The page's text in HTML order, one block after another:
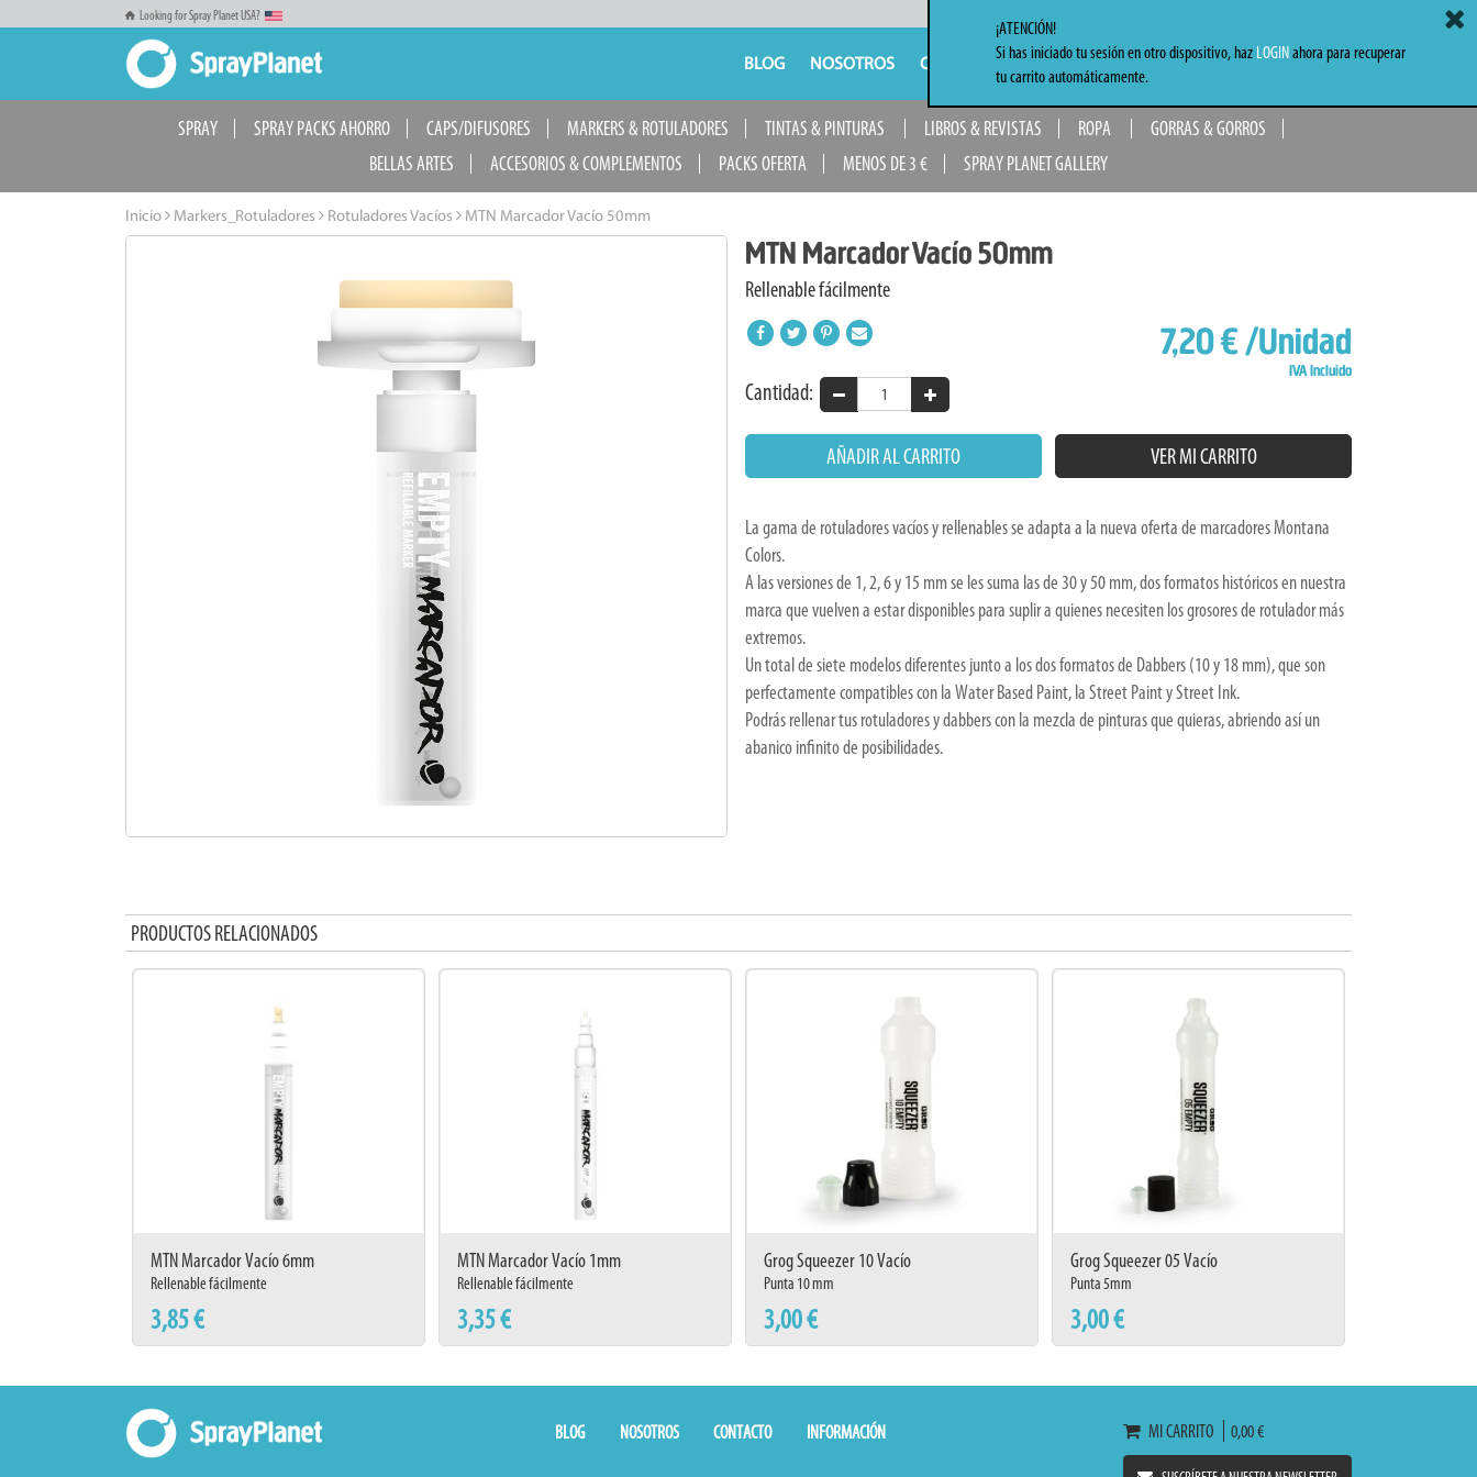
Looking for Spray Planet USA?
BLOG NOSOTROS CONTACTO
SPRAY SPRAY PACKS AHORRO CAPS/DIFUSORES MARKERS & ROTULADORES TINTAS & PINTURAS LIBROS & REVISTAS ROPA
GORRAS & GORROS
BELLAS ARTES
ACCESORIOS & COMPLEMENTOS PACKS OFERTA MENOS DE 3 € SPRAY PLANET GALLERY
Inicio Markers_Rotuladores Rotuladores Vacíos MTN Marcador Vacío 50mm
MTN Marcador Vacío 50mm
Rellenable fácilmente
7,20 €/Unidad
IVA Incluido
Cantidad:
AÑADIR AL CARRITO VER MI CARRITO
La gama de rotuladores vacíos y rellenables se adapta a la nueva oferta de marcadores Montana
Colors.
A las versiones de 1, 2, 6 y 15 mm se les suma las de 30 y 50 mm, dos formatos históricos en nuestra
marca que vuelven a estar disponibles para suplir a quienes necesiten los grosores de rotulador más
extremos.
Un total de siete modelos diferentes junto a los dos formatos de Dabbers (10 y 18 mm), que son
perfectamente compatibles con la Water Based Paint, la Street Paint y Street Ink.
Podrás rellenar tus rotuladores y dabbers con la mezcla de pinturas que quieras, abriendo así un
abanico infinito de posibilidades.
PRODUCTOS RELACIONADOS
MTN Marcador Vacío 6mm
Rellenable fácilmente
3,85 €
MTN Marcador Vacío 1mm
Rellenable fácilmente
3,35 €
Grog Squeezer 10 Vacío
Punta 10 mm
3,00 €
Grog Squeezer 05 Vacío
Punta 5mm
3,00 €
BLOG NOSOTROS CONTACTO INFORMACIÓN MI CARRITO 0,00 €
¡ATENCIÓN!
Si has iniciado tu sesión en otro dispositivo, haz LOGINahora para recuperar
tu carrito automáticamente.